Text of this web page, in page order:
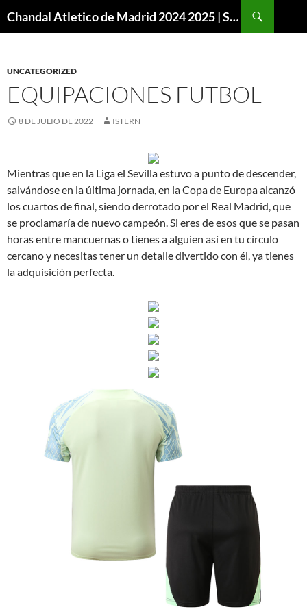
Chandal Atletico de Madrid 2024 2025 | SuperVigo
UNCATEGORIZED
EQUIPACIONES FUTBOL
8 DE JULIO DE 2022 ISTERN
Mientras que en la Liga el Sevilla estuvo a punto de descender,
salvándose en la última jornada, en la Copa de Europa alcanzó
los cuartos de final, siendo derrotado por el Real Madrid, que
se proclamaría de nuevo campeón. Si eres de esos que se pasan
horas entre mancuernas o tienes a alguien así en tu círculo
cercano y necesitas tener un detalle divertido con él, ya tienes
la adquisición perfecta.